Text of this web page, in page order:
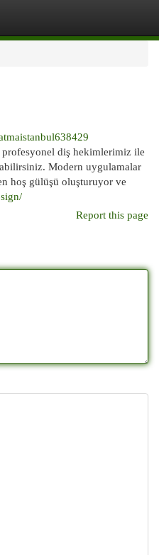
profesyonel diş hekimlerimiz ile
Modern uygulamalar
hoş gülüşü oluşturuyor ve
Report this page